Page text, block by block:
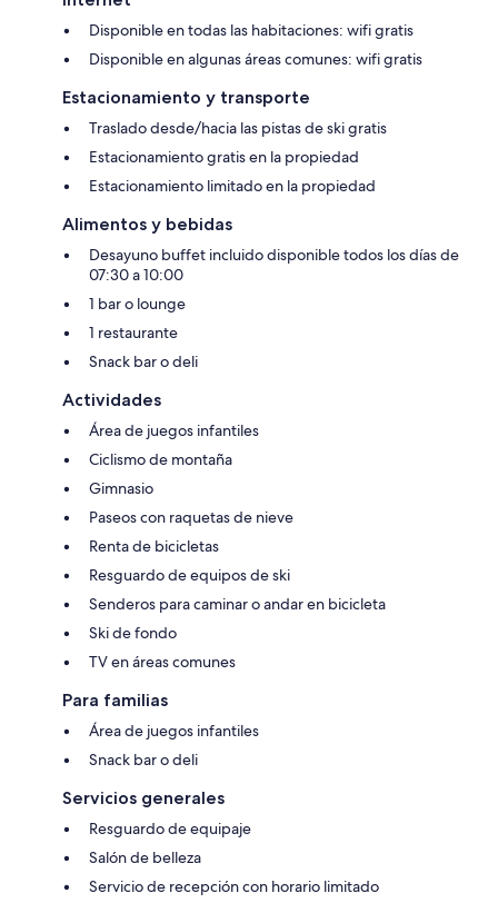
Disponible en todas las habitaciones: wifi gratis
Disponible en algunas áreas comunes: wifi gratis
Estacionamiento y transporte
Traslado desde/hacia las pistas de ski gratis
Estacionamiento gratis en la propiedad
Estacionamiento limitado en la propiedad
Alimentos y bebidas
Desayuno buffet incluido disponible todos los días de
07:30 a 10:00
1 bar o lounge
1 restaurante
Snack bar o deli
Actividades
Área de juegos infantiles
Ciclismo de montaña
Gimnasio
Paseos con raquetas de nieve
Renta de bicicletas
Resguardo de equipos de ski
Senderos para caminar o andar en bicicleta
Ski de fondo
TV en áreas comunes
Para familias
Área de juegos infantiles
Snack bar o deli
Servicios generales
Resguardo de equipaje
Salón de belleza
Servicio de recepción con horario limitado